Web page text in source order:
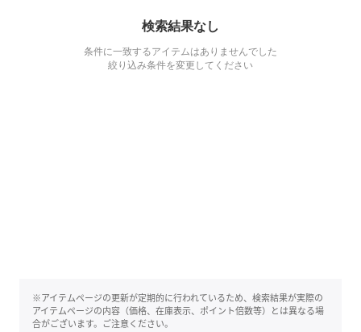
検索結果なし
条件に一致するアイテムはありませんでした
絞り込み条件を変更してください
※アイテムページの更新が定期的に行われているため、検索結果が実際の
アイテムページの内容（価格、在庫表示、ポイント倍数等）とは異なる場
合がございます。ご注意ください。